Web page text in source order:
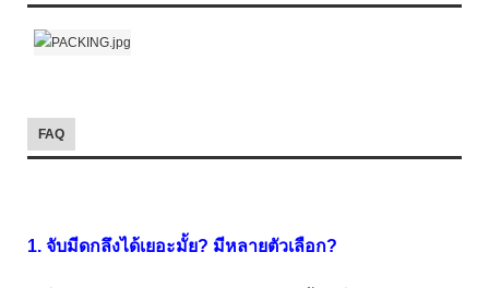
FAQ
1. จับมีดกลึงได้เยอะมั้ย? มีหลายตัวเลือก?